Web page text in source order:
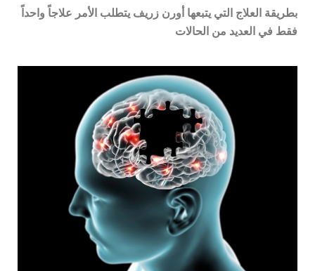
بطريقة العلاج التي يتبعها أورن زريف يتطلب الأمر علاجاً واحداً
فقط في العديد من الحالات